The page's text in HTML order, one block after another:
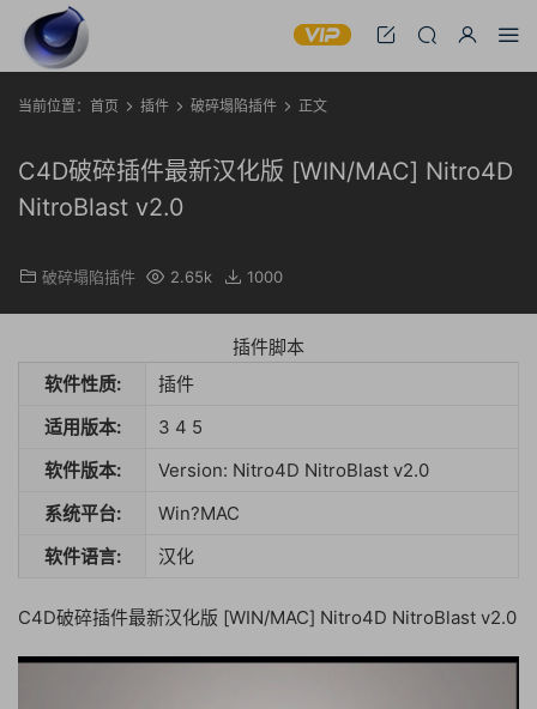
当前位置： 首页 插件 破碎塌陷插件 正文
C4D破碎插件最新汉化版 [WIN/MAC] Nitro4D
NitroBlast v2.0
破碎塌陷插件 2.65k 1000
插件脚本
软件性质:
插件
适用版本:
3 4 5
软件版本:
Version: Nitro4D NitroBlast v2.0
系统平台:
Win?MAC
软件语言:
汉化
C4D破碎插件最新汉化版 [WIN/MAC] Nitro4D NitroBlast v2.0